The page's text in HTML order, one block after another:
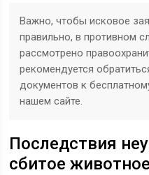
Важно, чтобы исковое
правильно, в противном
рассмотрено
рекомендуется
документов к
нашем сайте.
Последствия
сбитое животное